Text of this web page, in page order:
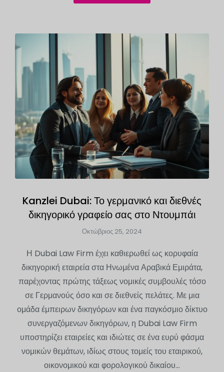
Kanzlei Dubai: Το γερμανικό και διεθνές
δικηγορικό γραφείο σας στο Ντουμπάι
Οκτώβριος 25, 2024
Η Dubai Law Firm έχει καθιερωθεί ως κορυφαία
δικηγορική εταιρεία στα Ηνωμένα Αραβικά Εμιράτα,
παρέχοντας πρώτης τάξεως νομικές συμβουλές τόσο
σε Γερμανούς όσο και σε διεθνείς πελάτες. Με μια
ομάδα έμπειρων δικηγόρων και ένα παγκόσμιο δίκτυο
συνεργαζόμενων δικηγόρων, η Dubai Law Firm
υποστηρίζει εταιρείες και ιδιώτες σε ένα ευρύ φάσμα
νομικών θεμάτων, ιδίως στους τομείς του εταιρικού,
οικονομικού και φορολογικού δικαίου...